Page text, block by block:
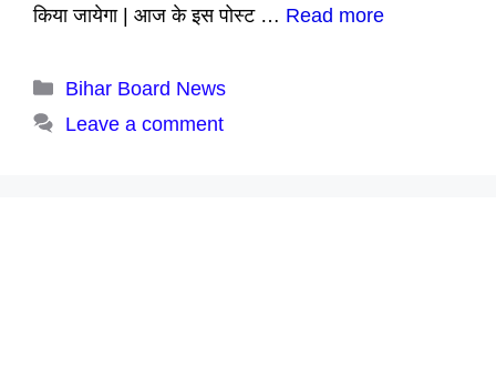
किया जायेगा | आज के इस पोस्ट … Read more
Categories
Bihar Board News
Leave a comment